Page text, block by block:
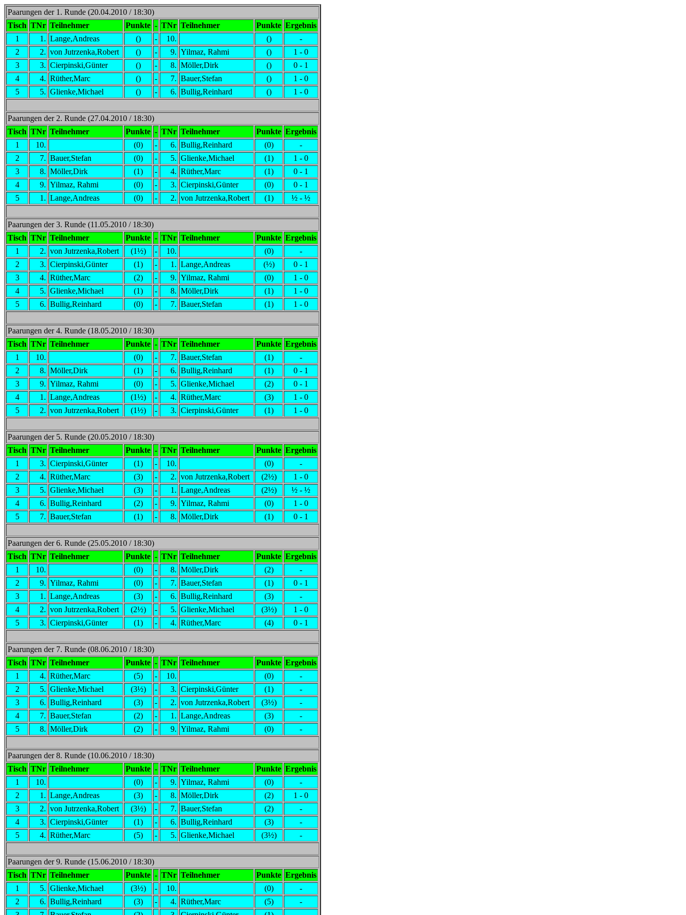
Paarungen der 1. Runde (20.04.2010 / 18:30)
Tisch TNr Teilnehmer Punkte - TNr Teilnehmer Punkte Ergebnis
1
1. Lange,Andreas () - 10. ()
-
2
2. von Jutrzenka,Robert () - 9. Yilmaz, Rahmi ()
1 - 0
3
3. Cierpinski,Günter () - 8. Möller,Dirk ()
0 - 1
4
4. Rüther,Marc () - 7. Bauer,Stefan ()
1 - 0
5
5. Glienke,Michael () - 6. Bullig,Reinhard () 1 - 0
Paarungen der 2. Runde (27.04.2010 / 18:30)
Tisch TNr Teilnehmer Punkte - TNr Teilnehmer Punkte Ergebnis
1
10. (0) - 6. Bullig,Reinhard (0)
-
2
7. Bauer,Stefan (0) - 5. Glienke,Michael (1)
1 - 0
3
8. Möller,Dirk (1) - 4. Rüther,Marc (1)
0 - 1
4
9. Yilmaz, Rahmi (0) - 3. Cierpinski,Günter (0)
0 - 1
5
1. Lange,Andreas (0) - 2. von Jutrzenka,Robert (1) ½ - ½
Paarungen der 3. Runde (11.05.2010 / 18:30)
Tisch TNr Teilnehmer Punkte - TNr Teilnehmer Punkte Ergebnis
1
2. von Jutrzenka,Robert (1½) - 10. (0)
-
2
3. Cierpinski,Günter (1) - 1. Lange,Andreas (½)
0 - 1
3
4. Rüther,Marc (2) - 9. Yilmaz, Rahmi (0)
1 - 0
4
5. Glienke,Michael (1) - 8. Möller,Dirk (1)
1 - 0
5
6. Bullig,Reinhard (0) - 7. Bauer,Stefan (1) 1 - 0
Paarungen der 4. Runde (18.05.2010 / 18:30)
Tisch TNr Teilnehmer Punkte - TNr Teilnehmer Punkte Ergebnis
1
10. (0) - 7. Bauer,Stefan (1)
-
2
8. Möller,Dirk (1) - 6. Bullig,Reinhard (1)
0 - 1
3
9. Yilmaz, Rahmi (0) - 5. Glienke,Michael (2)
0 - 1
4
1. Lange,Andreas (1½) - 4. Rüther,Marc (3)
1 - 0
5
2. von Jutrzenka,Robert (1½) - 3. Cierpinski,Günter (1) 1 - 0
Paarungen der 5. Runde (20.05.2010 / 18:30)
Tisch TNr Teilnehmer Punkte - TNr Teilnehmer Punkte Ergebnis
1
3. Cierpinski,Günter (1) - 10. (0)
-
2
4. Rüther,Marc (3) - 2. von Jutrzenka,Robert (2½)
1 - 0
3
5. Glienke,Michael (3) - 1. Lange,Andreas (2½)
½ - ½
4
6. Bullig,Reinhard (2) - 9. Yilmaz, Rahmi (0)
1 - 0
5
7. Bauer,Stefan (1) - 8. Möller,Dirk (1) 0 - 1
Paarungen der 6. Runde (25.05.2010 / 18:30)
Tisch TNr Teilnehmer Punkte - TNr Teilnehmer Punkte Ergebnis
1
10. (0) - 8. Möller,Dirk (2)
-
2
9. Yilmaz, Rahmi (0) - 7. Bauer,Stefan (1)
0 - 1
3
1. Lange,Andreas (3) - 6. Bullig,Reinhard (3)
-
4
2. von Jutrzenka,Robert (2½) - 5. Glienke,Michael (3½)
1 - 0
5
3. Cierpinski,Günter (1) - 4. Rüther,Marc (4) 0 - 1
Paarungen der 7. Runde (08.06.2010 / 18:30)
Tisch TNr Teilnehmer Punkte - TNr Teilnehmer Punkte Ergebnis
1
4. Rüther,Marc (5) - 10. (0)
-
2
5. Glienke,Michael (3½) - 3. Cierpinski,Günter (1)
-
3
6. Bullig,Reinhard (3) - 2. von Jutrzenka,Robert (3½)
-
4
7. Bauer,Stefan (2) - 1. Lange,Andreas (3)
-
5
8. Möller,Dirk (2) - 9. Yilmaz, Rahmi (0) -
Paarungen der 8. Runde (10.06.2010 / 18:30)
Tisch TNr Teilnehmer Punkte - TNr Teilnehmer Punkte Ergebnis
1
10. (0) - 9. Yilmaz, Rahmi (0)
-
2
1. Lange,Andreas (3) - 8. Möller,Dirk (2)
1 - 0
3
2. von Jutrzenka,Robert (3½) - 7. Bauer,Stefan (2)
-
4
3. Cierpinski,Günter (1) - 6. Bullig,Reinhard (3)
-
5
4. Rüther,Marc (5) - 5. Glienke,Michael (3½) -
Paarungen der 9. Runde (15.06.2010 / 18:30)
Tisch TNr Teilnehmer Punkte - TNr Teilnehmer Punkte Ergebnis
1
5. Glienke,Michael (3½) - 10. (0)
-
2
6. Bullig,Reinhard (3) - 4. Rüther,Marc (5)
-